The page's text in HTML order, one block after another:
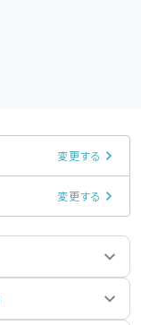
変更する
変更する